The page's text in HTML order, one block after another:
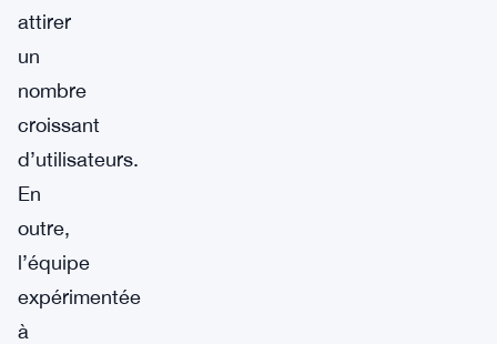
attirer
un
nombre
croissant
d’utilisateurs.
En
outre,
l’équipe
expérimentée
à